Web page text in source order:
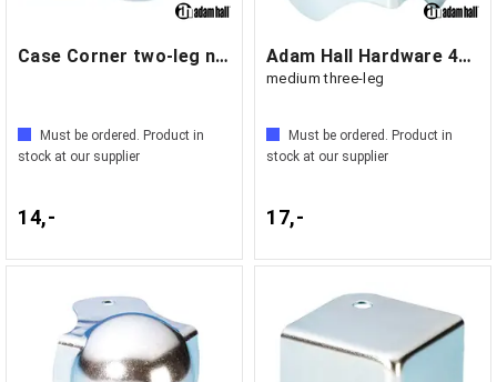
Case Corner two-leg nickel-plated
Must be ordered. Product in
stock at our supplier
14,-
Adam Hall Hardware 4120 - Ball Corner
medium three-leg
Must be ordered. Product in
stock at our supplier
17,-